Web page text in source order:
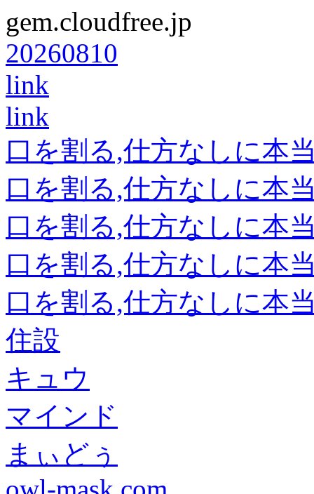
gem.cloudfree.jp
20260810
link
link
口を割る,仕方なしに本
口を割る,仕方なしに本
口を割る,仕方なしに本
口を割る,仕方なしに本
口を割る,仕方なしに本
住設
キュウ
マインド
まぃどぅ